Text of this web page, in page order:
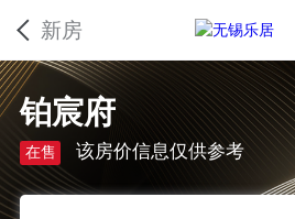
新房
铂宸府
在售 该房价信息仅供参考